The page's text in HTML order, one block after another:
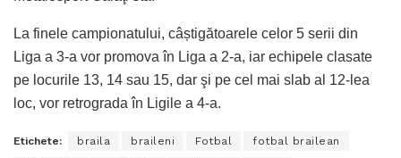
La finele campionatului, câștigătoarele celor 5 serii din
Liga a 3-a vor promova în Liga a 2-a, iar echipele clasate
pe locurile 13, 14 sau 15, dar şi pe cel mai slab al 12-lea
loc, vor retrograda în Ligile a 4-a.
Etichete: braila braileni Fotbal fotbal brailean